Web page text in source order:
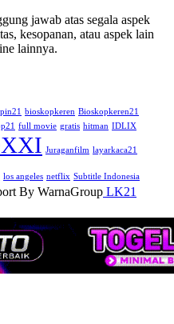
jawab atas segala aspek
kesopanan, atau aspek lain
lainnya.
bioskopkeren Bioskopkeren21
full movie gratis hitman IDLIX
Juraganfilm layarkaca21
los angeles netflix Subtitle Indonesia
By WarnaGroup LK21